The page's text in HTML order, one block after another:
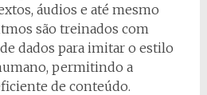
áudios e até mesmo
são treinados com
dados para imitar o estilo
permitindo a
de conteúdo.